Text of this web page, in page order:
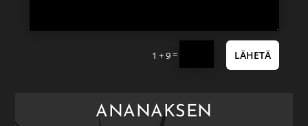
1 + 9= LÄHETÄ
ANANAKSEN